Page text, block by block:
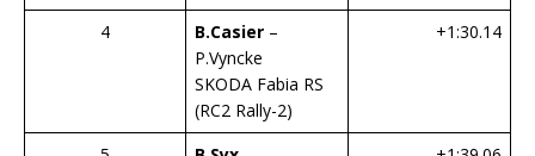
4 B.Casier –
P.Vyncke
SKODA Fabia RS
(RC2 Rally-2)
+1:30.14